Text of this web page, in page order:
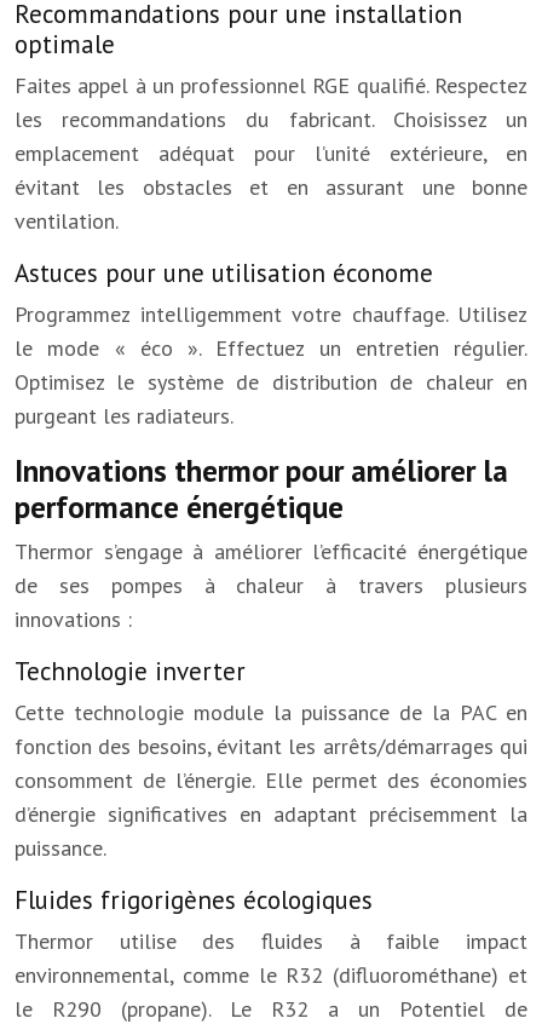
Recommandations pour une installation
optimale
Faites appel à un professionnel RGE qualifié. Respectez
les recommandations du fabricant. Choisissez un
emplacement adéquat pour l’unité extérieure, en
évitant les obstacles et en assurant une bonne
ventilation.
Astuces pour une utilisation économe
Programmez intelligemment votre chauffage. Utilisez
le mode « éco ». Effectuez un entretien régulier.
Optimisez le système de distribution de chaleur en
purgeant les radiateurs.
Innovations thermor pour améliorer la
performance énergétique
Thermor s’engage à améliorer l’efficacité énergétique
de ses pompes à chaleur à travers plusieurs
innovations :
Technologie inverter
Cette technologie module la puissance de la PAC en
fonction des besoins, évitant les arrêts/démarrages qui
consomment de l’énergie. Elle permet des économies
d’énergie significatives en adaptant précisemment la
puissance.
Fluides frigorigènes écologiques
Thermor utilise des fluides à faible impact
environnemental, comme le R32 (difluorométhane) et
le R290 (propane). Le R32 a un Potentiel de